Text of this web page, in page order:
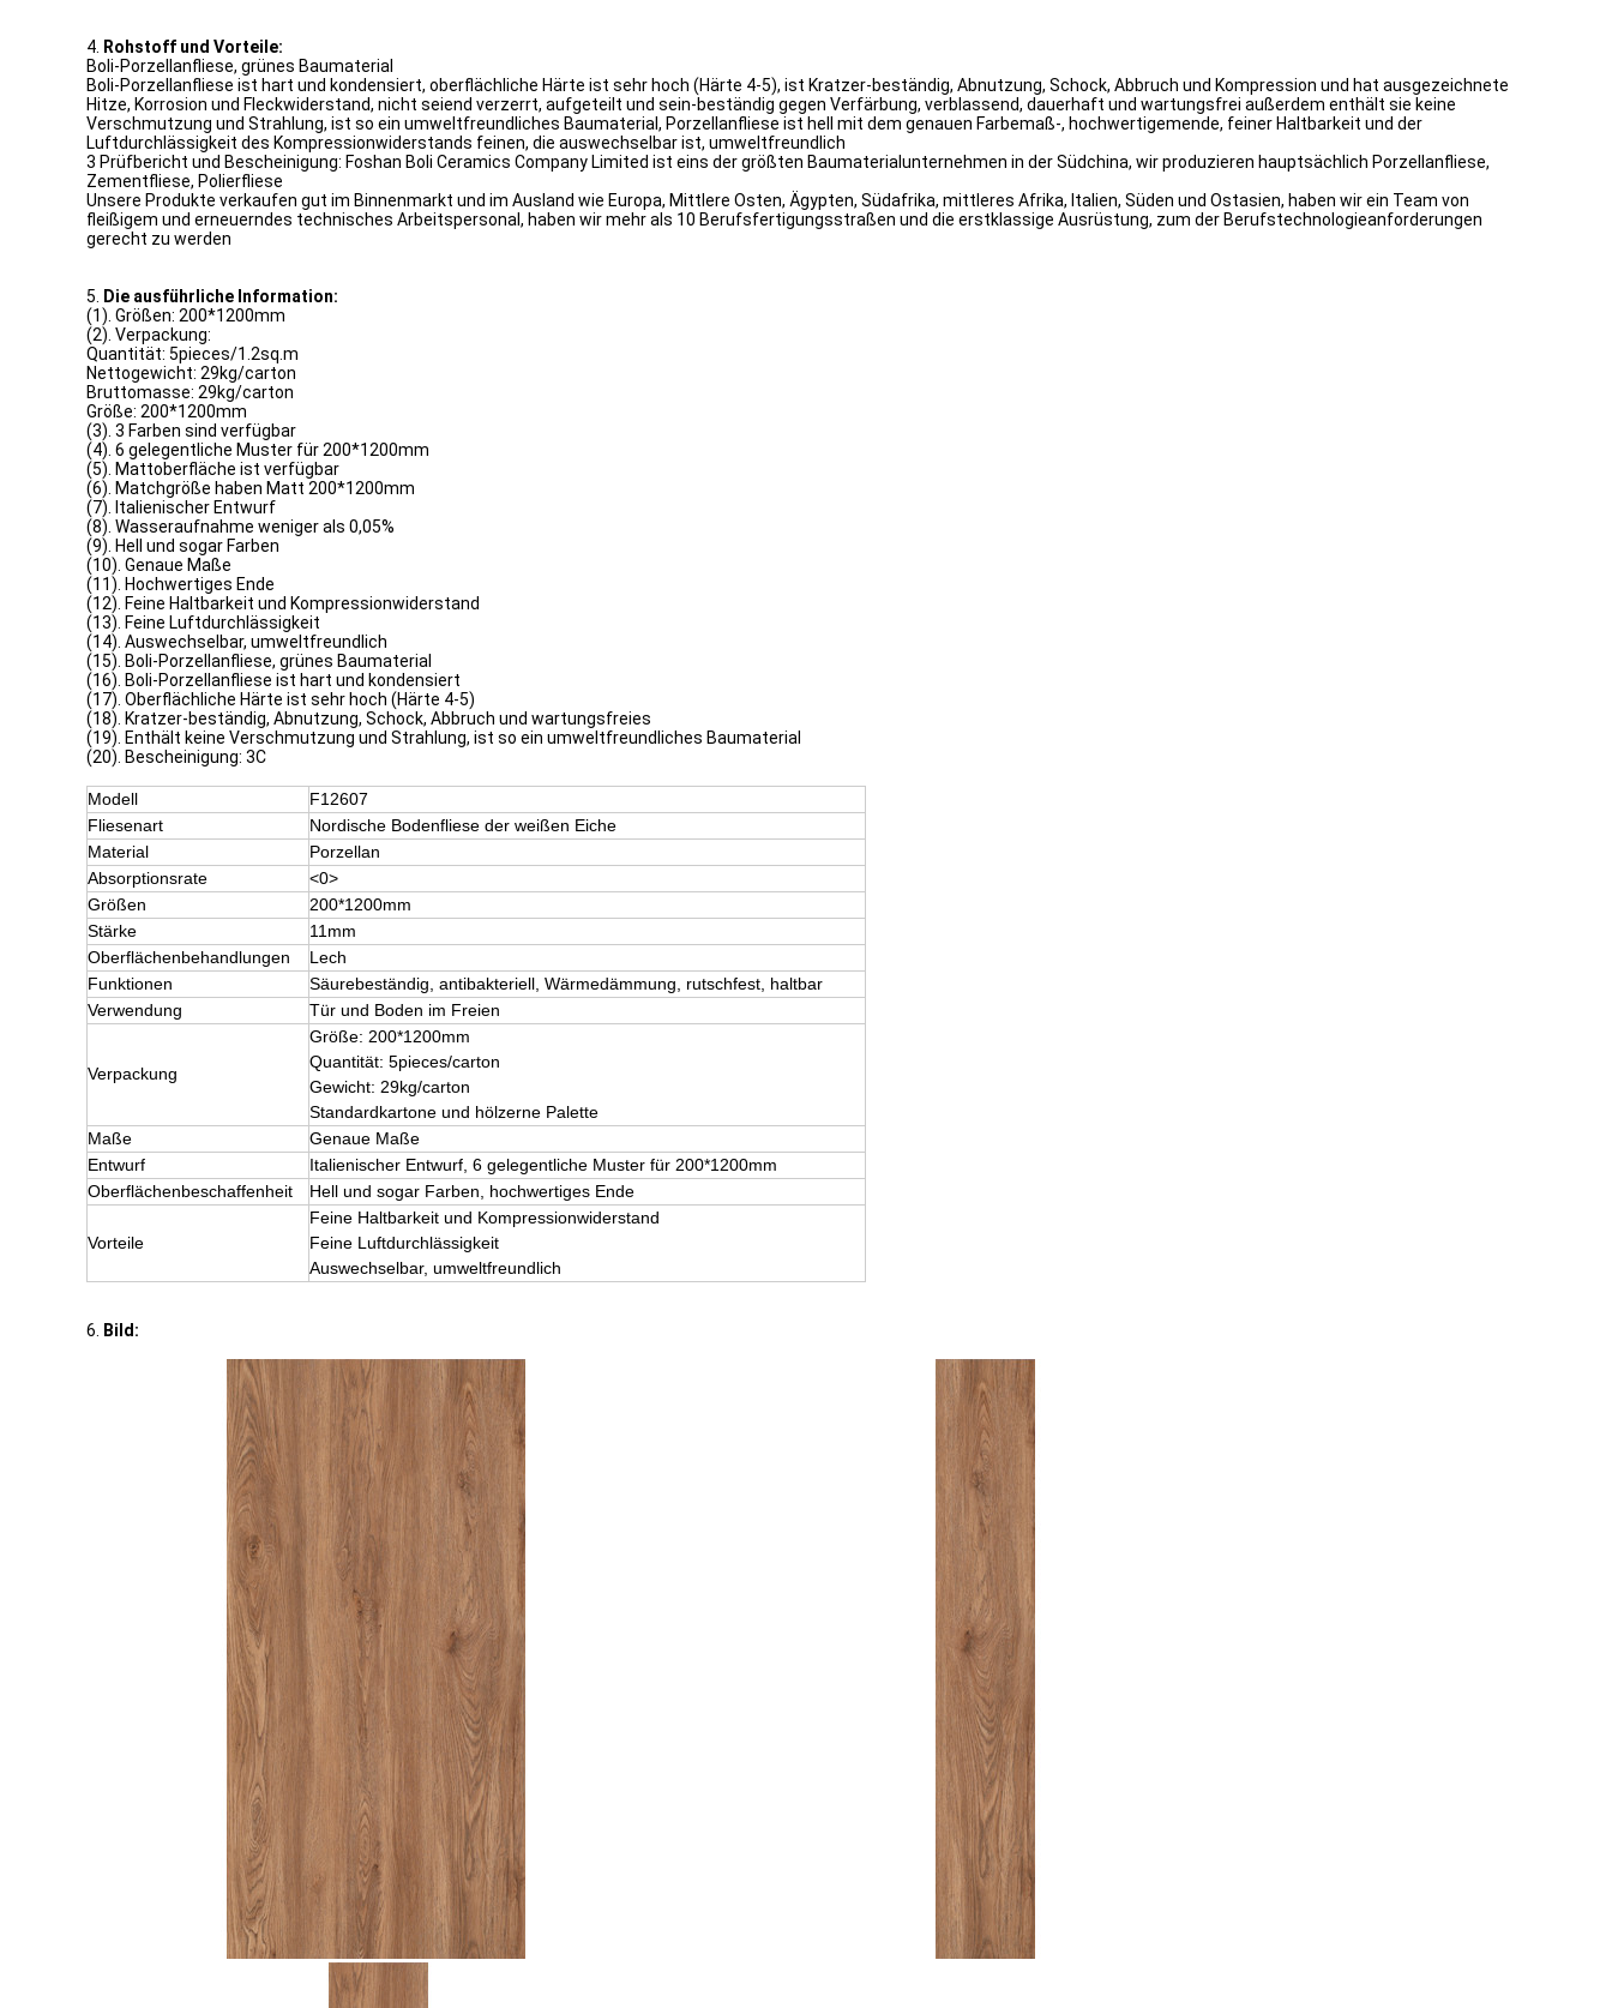
4. Rohstoff und Vorteile:
Boli-Porzellanfliese, grünes Baumaterial
Boli-Porzellanfliese ist hart und kondensiert, oberflächliche Härte ist sehr hoch (Härte 4-5), ist Kratzer-beständig, Abnutzung, Schock, Abbruch und Kompression und hat ausgezeichnete
Hitze, Korrosion und Fleckwiderstand, nicht seiend verzerrt, aufgeteilt und sein-beständig gegen Verfärbung, verblassend, dauerhaft und wartungsfrei außerdem enthält sie keine
Verschmutzung und Strahlung, ist so ein umweltfreundliches Baumaterial, Porzellanfliese ist hell mit dem genauen Farbemaß-, hochwertigemende, feiner Haltbarkeit und der
Luftdurchlässigkeit des Kompressionwiderstands feinen, die auswechselbar ist, umweltfreundlich
3 Prüfbericht und Bescheinigung: Foshan Boli Ceramics Company Limited ist eins der größten Baumaterialunternehmen in der Südchina, wir produzieren hauptsächlich Porzellanfliese,
Zementfliese, Polierfliese
Unsere Produkte verkaufen gut im Binnenmarkt und im Ausland wie Europa, Mittlere Osten, Ägypten, Südafrika, mittleres Afrika, Italien, Süden und Ostasien, haben wir ein Team von
fleißigem und erneuerndes technisches Arbeitspersonal, haben wir mehr als 10 Berufsfertigungsstraßen und die erstklassige Ausrüstung, zum der Berufstechnologieanforderungen
gerecht zu werden
5.
Die ausführliche Information:
(1). Größen: 200*1200mm
(2). Verpackung:
Quantität: 5pieces/1.2sq.m
Nettogewicht: 29kg/carton
Bruttomasse: 29kg/carton
Größe: 200*1200mm
(3). 3 Farben sind verfügbar
(4). 6 gelegentliche Muster für 200*1200mm
(5). Mattoberfläche ist verfügbar
(6). Matchgröße haben Matt 200*1200mm
(7). Italienischer Entwurf
(8). Wasseraufnahme weniger als 0,05%
(9). Hell und sogar Farben
(10). Genaue Maße
(11). Hochwertiges Ende
(12). Feine Haltbarkeit und Kompressionwiderstand
(13). Feine Luftdurchlässigkeit
(14). Auswechselbar, umweltfreundlich
(15). Boli-Porzellanfliese, grünes Baumaterial
(16). Boli-Porzellanfliese ist hart und kondensiert
(17). Oberflächliche Härte ist sehr hoch (Härte 4-5)
(18). Kratzer-beständig, Abnutzung, Schock, Abbruch und wartungsfreies
(19). Enthält keine Verschmutzung und Strahlung, ist so ein umweltfreundliches Baumaterial
(20). Bescheinigung: 3C
Modell
F12607
Fliesenart
Nordische Bodenfliese der weißen Eiche
Material
Porzellan
Absorptionsrate
<0>
Größen
200*1200mm
Stärke
11mm
Oberflächenbehandlungen
Lech
Funktionen
Säurebeständig, antibakteriell, Wärmedämmung, rutschfest, haltbar
Verwendung
Tür und Boden im Freien
Verpackung
Größe: 200*1200mm
Quantität: 5pieces/carton
Gewicht: 29kg/carton
Standardkartone und hölzerne Palette
Maße
Genaue Maße
Entwurf
Italienischer Entwurf, 6 gelegentliche Muster für 200*1200mm
Oberflächenbeschaffenheit
Hell und sogar Farben, hochwertiges Ende
Vorteile
Feine Haltbarkeit und Kompressionwiderstand
Feine Luftdurchlässigkeit
Auswechselbar, umweltfreundlich
6. Bild: